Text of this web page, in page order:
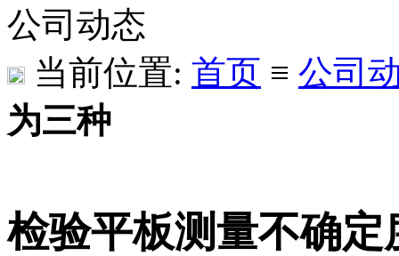
公司动态
当前位置: 首页 ≡ 公司
为三种
检验平板测量不确定